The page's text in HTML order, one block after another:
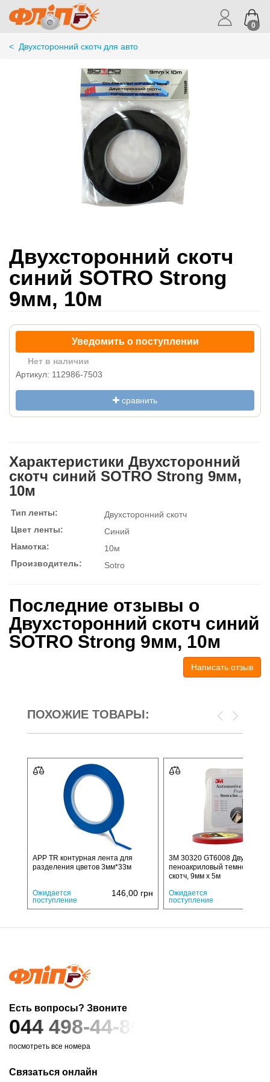
0
< Двухсторонний скотч для авто
Двухсторонний скотч
синий SOTRO Strong
9мм, 10м
Уведомить о поступлении
Нет в наличии
Артикул: 112986-7503
сравнить
Характеристики Двухсторонний
скотч синий SOTRO Strong 9мм,
10м
Тип ленты:
Двухсторонний скотч
Цвет ленты:
Синий
Намотка:
10м
Производитель:
Sotro
Последние отзывы о
Двухсторонний скотч синий
SOTRO Strong 9мм, 10м
Написать отзыв
ПОХОЖИЕ ТОВАРЫ:
APP TR контурная лента для
разделения цветов 3мм*33м
Ожидается
поступление
146,00 грн
3M 30320 GT6008
пеноакриловый темно-серый
скотч, 9мм х 5м
Ожидается
поступление
Есть вопросы? Звоните
044 498-44-89
посмотреть все номера
Связаться онлайн